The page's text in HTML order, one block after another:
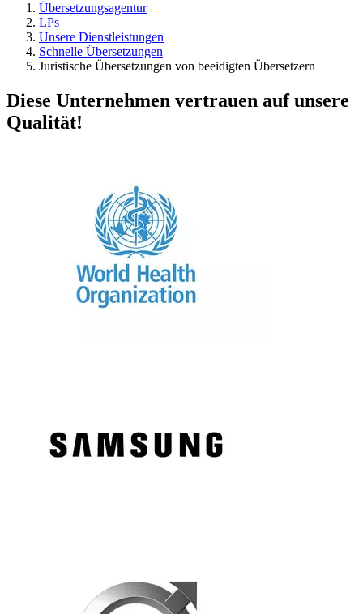
Übersetzungsagentur
LPs
Unsere Dienstleistungen
Schnelle Übersetzungen
Juristische Übersetzungen von beeidigten Übersetzern
Diese Unternehmen vertrauen auf unsere
Qualität!